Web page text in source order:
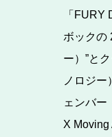
「
ボックの
ー）”と
ノロジー
ェンバー
X